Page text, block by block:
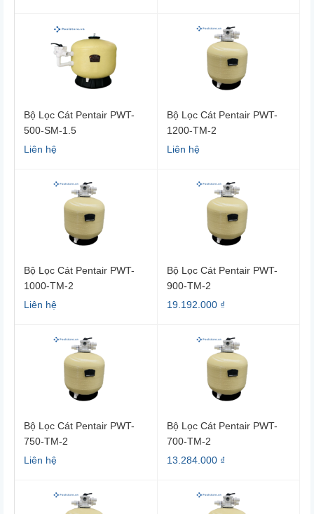
Bộ Lọc Cát Pentair PWT-
500-SM-1.5
Liên hệ
Bộ Lọc Cát Pentair PWT-
1200-TM-2
Liên hệ
Bộ Lọc Cát Pentair PWT-
1000-TM-2
Liên hệ
Bộ Lọc Cát Pentair PWT-
900-TM-2
19.192.000 ₫
Bộ Lọc Cát Pentair PWT-
750-TM-2
Liên hệ
Bộ Lọc Cát Pentair PWT-
700-TM-2
13.284.000 ₫